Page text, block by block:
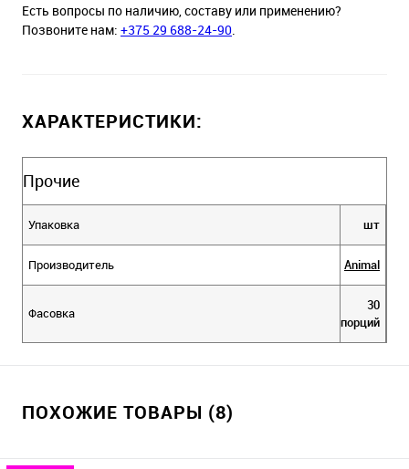
Есть вопросы по наличию, составу или применению?
Позвоните нам: +375 29 688-24-90
ХАРАКТЕРИСТИКИ:
Прочие
Упаковка шт
Производитель Animal
Фасовка
30
порций
ПОХОЖИЕ ТОВАРЫ (8)